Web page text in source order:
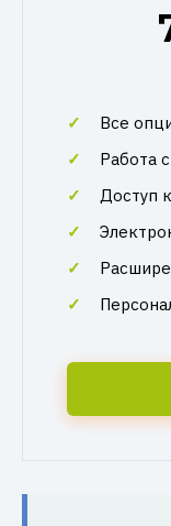
Все
Работа
Доступ